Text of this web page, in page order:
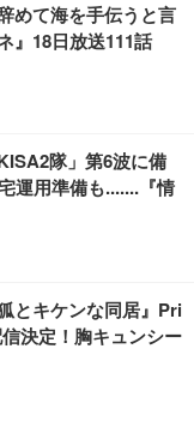
めて海を手伝うと言
18日放送111話
隊」第6波に備
運用準備も.......『情
とキケンな同居』Pri
決定！胸キュンシー